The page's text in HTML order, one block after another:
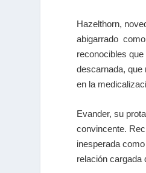
Hazelthorn,
abigarrado
reconocibles
descarnada, que
en la
Evander, su
convincente.
inesperada
relación cargada